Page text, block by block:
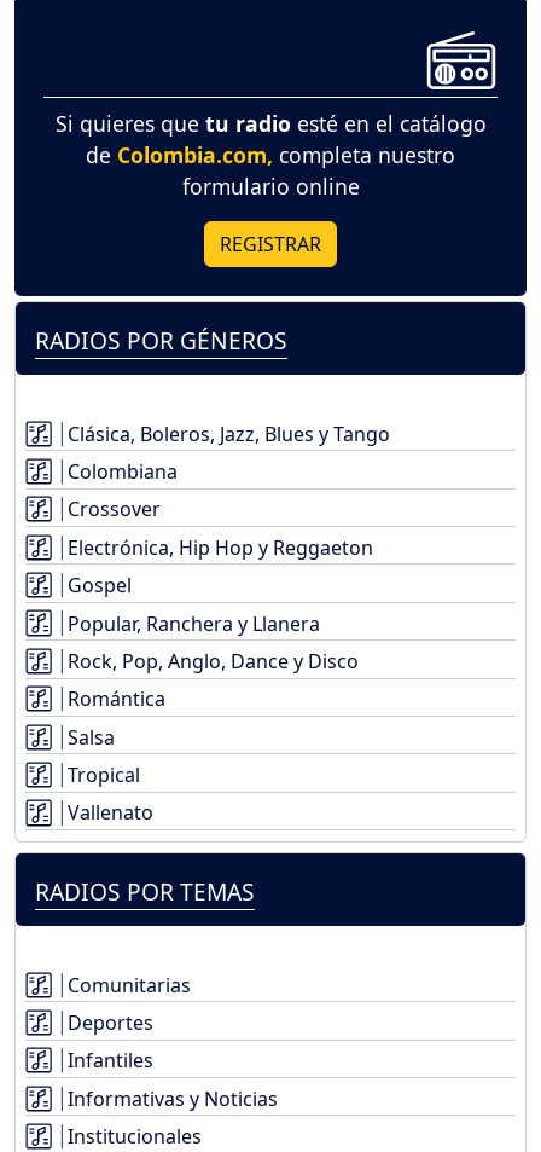
Si quieres que tu radio esté en el catálogo
de Colombia.com, completa nuestro
formulario online
REGISTRAR
RADIOS POR GÉNEROS
Clásica, Boleros, Jazz, Blues y Tango
Colombiana
Crossover
Electrónica, Hip Hop y Reggaeton
Gospel
Popular, Ranchera y Llanera
Rock, Pop, Anglo, Dance y Disco
Romántica
Salsa
Tropical
Vallenato
RADIOS POR TEMAS
Comunitarias
Deportes
Infantiles
Informativas y Noticias
Institucionales